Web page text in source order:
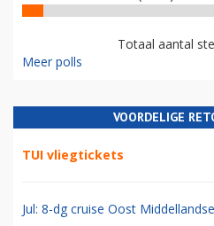
Totaal aantal
Meer polls
VOORDELIGE
TUI vliegtickets
Jul: 8-dg cruise Oost